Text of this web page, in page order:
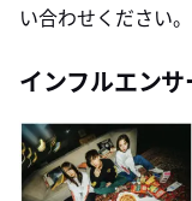
い合わせください。
インフルエン